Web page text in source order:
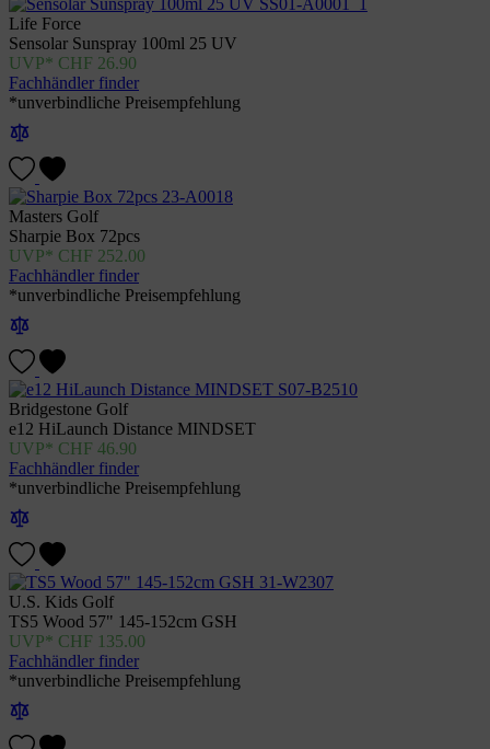
Life Force
Sensolar Sunspray 100ml 25 UV
CHF 26.90
Fachhändler finder
*unverbindliche Preisempfehlung
Masters Golf
Sharpie Box 72pcs
CHF 252.00
Fachhändler finder
*unverbindliche Preisempfehlung
Bridgestone Golf
e12 HiLaunch Distance MINDSET
CHF 46.90
Fachhändler finder
*unverbindliche Preisempfehlung
U.S. Kids Golf
TS5 Wood 57" 145-152cm GSH
CHF 135.00
Fachhändler finder
*unverbindliche Preisempfehlung